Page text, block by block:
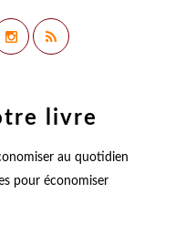
livre
pour économiser